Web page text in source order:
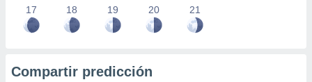
17 18 19 20 21
Compartir predicción